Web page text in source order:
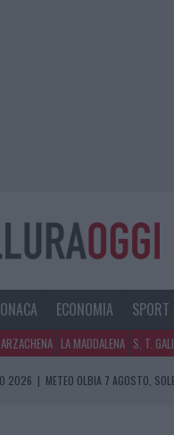
ECONOMIA SPORT
ARZACHENA LA MADDALENA S. T.
2026 | METEO OLBIA 7 AGOSTO,